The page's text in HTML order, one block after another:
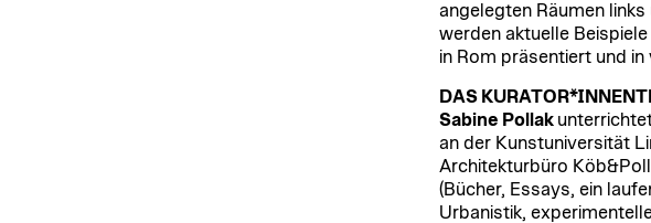
angelegten Räumen
werden aktuelle
in Rom präsentiert und
DAS
Sabine Pollak
an der Kunstuniversität
Architekturbüro
(Bücher, Essays, ein
Urbanistik,